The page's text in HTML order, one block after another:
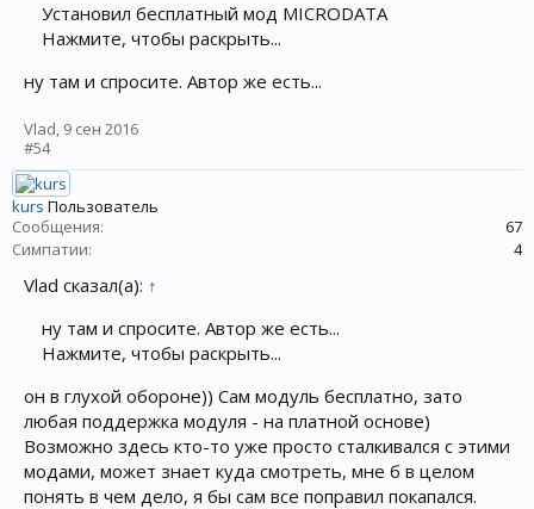
Установил бесплатный мод MICRODATA
Нажмите, чтобы раскрыть...
ну там и спросите. Автор же есть...
Vlad, 9 сен 2016
#54
kurs Пользователь
Сообщения:
67
Симпатии:
4
Vlad сказал(а): ↑
ну там и спросите. Автор же есть...
Нажмите, чтобы раскрыть...
он в глухой обороне)) Сам модуль бесплатно, зато
любая поддержка модуля - на платной основе)
Возможно здесь кто-то уже просто сталкивался с этими
модами, может знает куда смотреть, мне б в целом
понять в чем дело, я бы сам все поправил покапался.